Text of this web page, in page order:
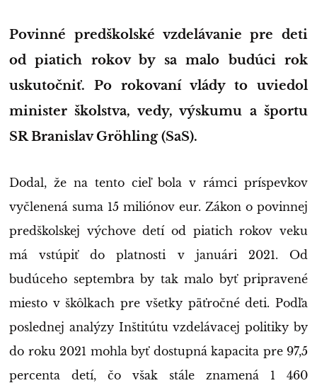
Povinné predškolské vzdelávanie pre deti
od piatich rokov by sa malo budúci rok
uskutočniť. Po rokovaní vlády to uviedol
minister školstva, vedy, výskumu a športu
SR Branislav Gröhling (SaS).
Dodal, že na tento cieľ bola v rámci príspevkov
vyčlenená suma 15 miliónov eur. Zákon o povinnej
predškolskej výchove detí od piatich rokov veku
má vstúpiť do platnosti v januári 2021. Od
budúceho septembra by tak malo byť pripravené
miesto v škôlkach pre všetky päťročné deti. Podľa
poslednej analýzy Inštitútu vzdelávacej politiky by
do roku 2021 mohla byť dostupná kapacita pre 97,5
percenta detí, čo však stále znamená 1 460